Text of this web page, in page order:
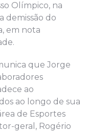
Olímpico, na
demissão do
em nota
que Jorge
ao
ao longo de sua
de Esportes
geral, Rogério